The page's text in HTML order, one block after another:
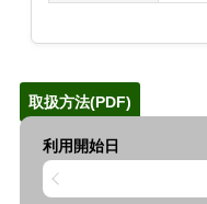
取扱方法(PDF)
利用開始日